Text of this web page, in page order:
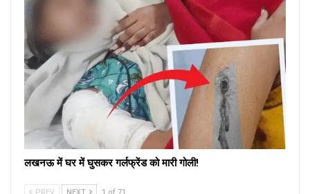
लखनऊ में घर में घुसकर गर्लफ्रेंड को मारी गोली!